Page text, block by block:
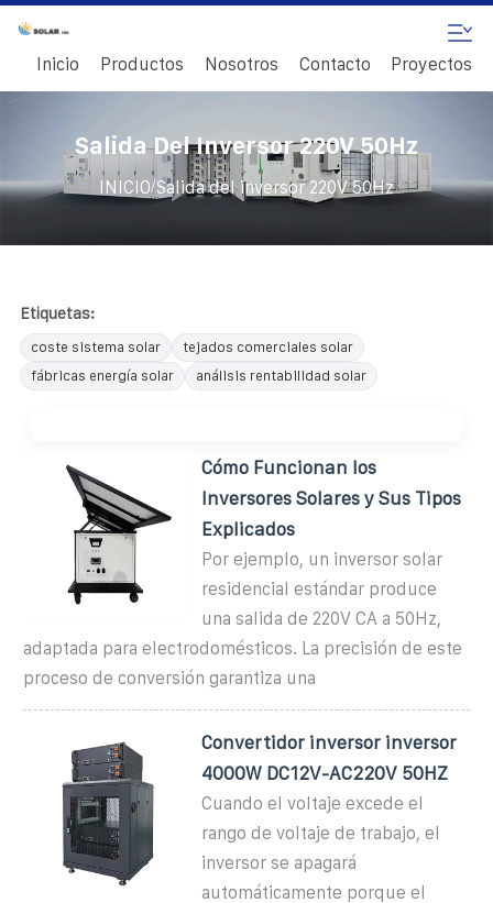
Inicio Productos Nosotros Contacto Proyectos
Salida Del Inversor 220V 50Hz
INICIO/Salida del inversor 220V 50Hz
Etiquetas:
coste sistema solar
tejados comerciales solar
fábricas energía solar
análisis rentabilidad solar
Cómo Funcionan los
Inversores Solares y Sus Tipos
Explicados
Por ejemplo, un inversor solar
residencial estándar produce
una salida de 220V CA a 50Hz,
adaptada para electrodomésticos. La precisión de este
proceso de conversión garantiza una
Convertidor inversor inversor
4000W DC12V-AC220V 50HZ
Cuando el voltaje excede el
rango de voltaje de trabajo, el
inversor se apagará
automáticamente porque el